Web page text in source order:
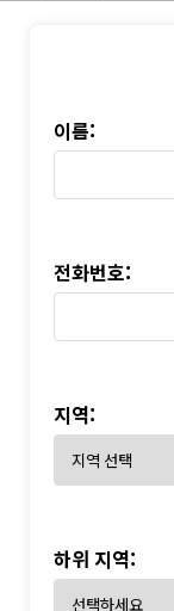
이름:
전화번호:
지역:
하위 지역: